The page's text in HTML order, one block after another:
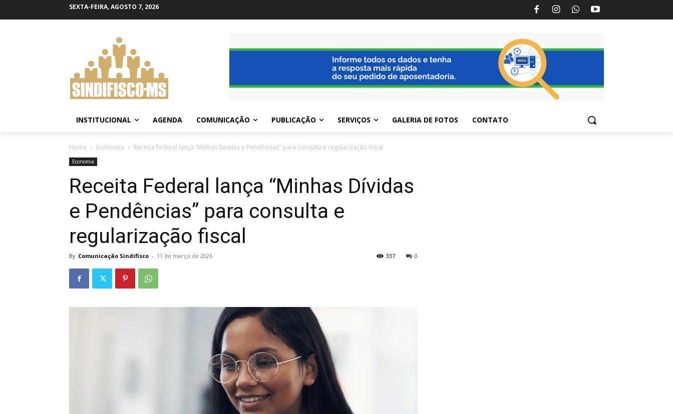
SEXTA-FEIRA, AGOSTO 7, 2026
INSTITUCIONAL AGENDA COMUNICAÇÃO PUBLICAÇÃO SERVIÇOS GALERIA DE FOTOS CONTATO
Home Economia Receita Federal lança “Minhas Dívidas e Pendências” para consulta e regularização fiscal
Economia
Receita Federal lança “Minhas Dívidas
e Pendências” para consulta e
regularização fiscal
By Comunicação Sindifisco - 11 de março de 2026 0
337